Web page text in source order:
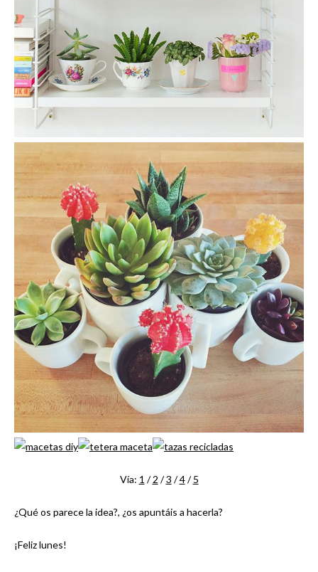
Vía: 1 /2 /3 /4/5
¿Qué os parece la idea?, ¿os apuntáis a hacerla?
¡Feliz lunes!